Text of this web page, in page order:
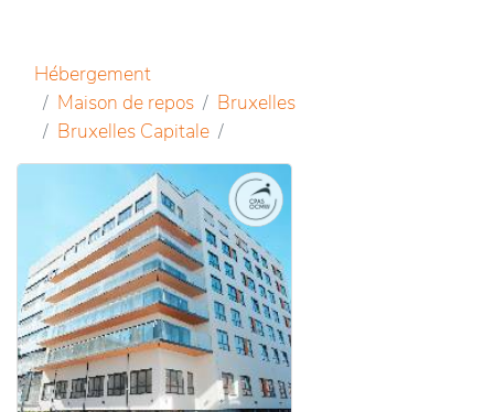
Hébergement
Maison de repos
Bruxelles
Bruxelles Capitale